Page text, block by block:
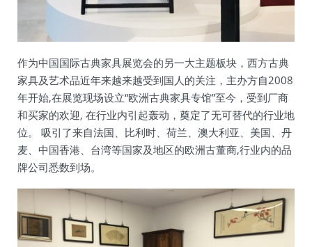
作为中国国际古典家具展览会的另一大主题板块，西方古典
家具及艺术品近年来越来越受到国人的关注，主办方自2008
年开始,在展览现场设立“欧洲古典家具专馆”至今，受到厂商
和买家的欢迎, 在行业内引起轰动，奠定了无可替代的行业地
位。 吸引了来自法国、比利时、荷兰、澳大利亚、美国、丹
麦、中国香港、台湾等国家及地区的欧洲古董商,行业内的品
牌公司悉数到场。